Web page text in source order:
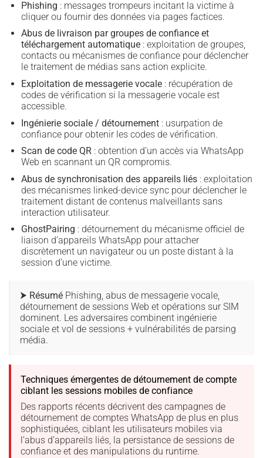
Phishing : messages trompeurs incitant la victime à
cliquer ou fournir des données via pages factices.
Abus de livraison par groupes de confiance et
téléchargement automatique: exploitation de groupes,
contacts ou mécanismes de confiance pour déclencher
le traitement de médias sans action explicite.
Exploitation de messagerie vocale: récupération de
codes de vérification si la messagerie vocale est
accessible.
Ingénierie sociale / détournement: usurpation de
confiance pour obtenir les codes de vérification.
Scan de code QR: obtention d’un accès via WhatsApp
Web en scannant un QR compromis.
Abus de synchronisation des appareils liés: exploitation
des mécanismes linked-device sync pour déclencher le
traitement distant de contenus malveillants sans
interaction utilisateur.
GhostPairing : détournement du mécanisme officiel de
liaison d’appareils WhatsApp pour attacher
discrètement un navigateur ou un poste distant à la
session d’une victime.
⮞ Résumé Phishing, abus de messagerie vocale,
détournement de sessions Web et opérations sur SIM
dominent. Les adversaires combinent ingénierie
sociale et vol de sessions + vulnérabilités de parsing
média.
Techniques émergentes de détournement de compte
ciblant les sessions mobiles de confiance
Des rapports récents décrivent des campagnes de
détournement de comptes WhatsApp de plus en plus
sophistiquées, ciblant les utilisateurs mobiles via
l’abus d’appareils liés, la persistance de sessions de
confiance et des manipulations du runtime.